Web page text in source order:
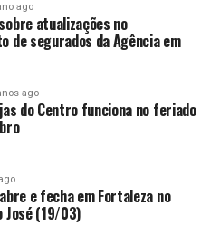
ago
atualizações no
de segurados da Agência em
ago
do Centro funciona no feriado
e fecha em Fortaleza no
José (19/03)